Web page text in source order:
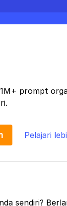
prompt
Pelajari
sendiri?